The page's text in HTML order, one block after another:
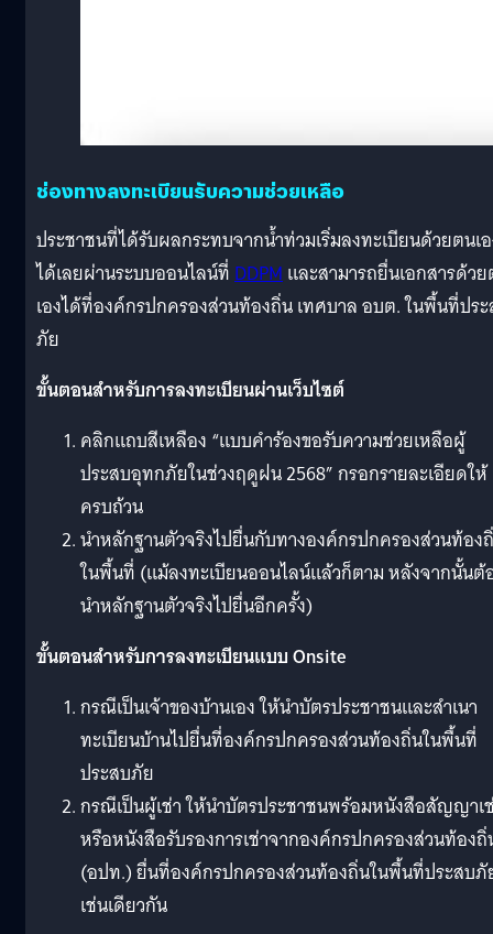
ช่องทางลงทะเบียนรับความช่วยเหลือ
ประชาชนที่ได้รับผลกระทบจากน้ำท่วมเริ่มลงทะเบียนด้วยตนเ
ได้เลยผ่านระบบออนไลน์ที่DDPMและสามารถยื่นเอกสารด้ว
เองได้ที่องค์กรปกครองส่วนท้องถิ่น เทศบาล อบต. ในพื้นที่ปร
ภัย
ขั้นตอนสำหรับการลงทะเบียนผ่านเว็บไซต์
คลิกแถบสีเหลือง “แบบคำร้องขอรับความช่วยเหลือผู้
ประสบอุทกภัยในช่วงฤดูฝน 2568” กรอกรายละเอียดให้
ครบถ้วน
นำหลักฐานตัวจริงไปยื่นกับทางองค์กรปกครองส่วนท้อง
ในพื้นที่ (แม้ลงทะเบียนออนไลน์แล้วก็ตาม หลังจากนั้นต้
นำหลักฐานตัวจริงไปยื่นอีกครั้ง)
ขั้นตอนสำหรับการลงทะเบียนแบบ Onsite
กรณีเป็นเจ้าของบ้านเอง ให้นำบัตรประชาชนและสำเนา
ทะเบียนบ้านไปยื่นที่องค์กรปกครองส่วนท้องถิ่นในพื้นที่
ประสบภัย
กรณีเป็นผู้เช่า ให้นำบัตรประชาชนพร้อมหนังสือสัญญาเ
หรือหนังสือรับรองการเช่าจากองค์กรปกครองส่วนท้อง
(อปท.) ยื่นที่องค์กรปกครองส่วนท้องถิ่นในพื้นที่ประสบ
เช่นเดียวกัน